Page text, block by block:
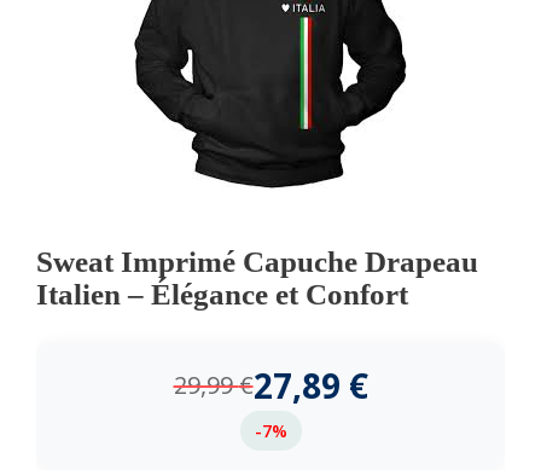
Sweat Imprimé Capuche Drapeau
Italien – Élégance et Confort
29,99€27,89 €
-7%